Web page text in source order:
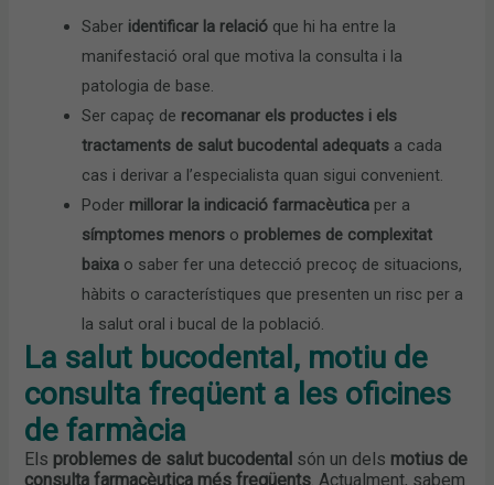
Saber identificar la relació que hi ha entre la
manifestació oral que motiva la consulta i la
patologia de base.
Ser capaç de recomanar els productes i els
tractaments de salut bucodental adequats a cada
cas i derivar a l’especialista quan sigui convenient.
Poder millorar la indicació farmacèutica per a
símptomes menors o problemes de complexitat
baixa o saber fer una detecció precoç de situacions,
hàbits o característiques que presenten un risc per a
la salut oral i bucal de la població.
La salut bucodental, motiu de
consulta freqüent a les oficines
de farmàcia
Els problemes de salut bucodental són un dels motius de
consulta farmacèutica més freqüents. Actualment, sabem